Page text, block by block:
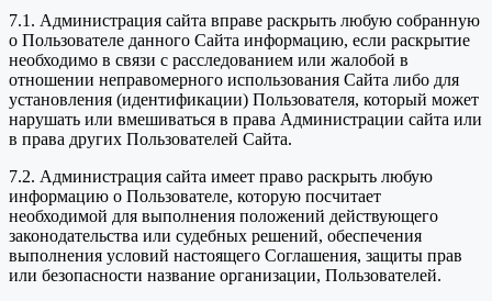
7.1. Администрация сайта вправе раскрыть любую собранную
о Пользователе данного Сайта информацию, если раскрытие
необходимо в связи с расследованием или жалобой в
отношении неправомерного использования Сайта либо для
установления (идентификации) Пользователя, который может
нарушать или вмешиваться в права Администрации сайта или
в права других Пользователей Сайта.
7.2. Администрация сайта имеет право раскрыть любую
информацию о Пользователе, которую посчитает
необходимой для выполнения положений действующего
законодательства или судебных решений, обеспечения
выполнения условий настоящего Соглашения, защиты прав
или безопасности название организации, Пользователей.